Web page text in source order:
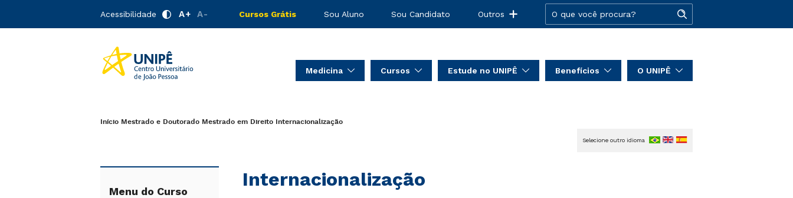
Acessibilidade A+ A- Cursos Grátis Sou Aluno Sou Candidato Outros
Medicina Cursos Estude no UNIPÊ Benefícios O UNIPÊ
Início Mestrado e Doutorado Mestrado em Direito Internacionalização
Menu do Curso
Internacionalização
Selecione outro idioma